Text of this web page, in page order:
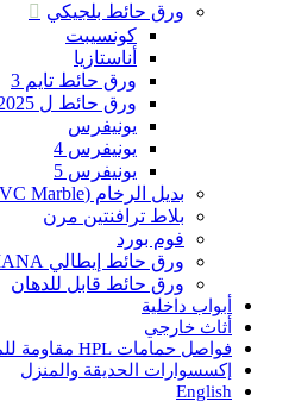
ورق حائط بلجيكي
كونسيبت
أناستازيا
ورق حائط تايم 3
ورق حائط ل 2025
يونيفرس
يونيفرس 4
يونيفرس 5
بديل الرخام (PVC Marble)
بلاط ترافنتين مرن
فوم بورد
ورق حائط إيطالي EMILIANA
ورق حائط قابل للدهان
أبواب داخلية
أثاث خارجي
فواصل حمامات HPL مقاومة للماء
إكسسوارات الحديقة والمنزل
English